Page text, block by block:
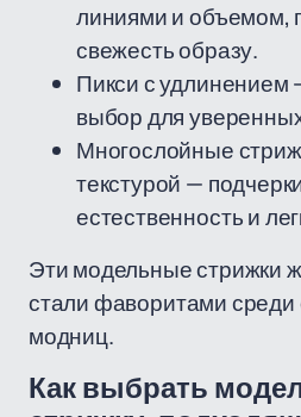
линиями и объемом,
свежесть образу.
Пикси с удлинением
выбор для
Многослойные
текстурой —
естественность и
Эти модельные стрижки
стали фаворитами среди
модниц.
Как выбрать